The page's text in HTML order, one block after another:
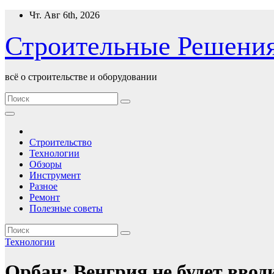
Перейти
содержимому
Чт. Авг 6th, 2026
Строительные
всё о строительстве и оборудовании
Строительство
Технологии
Обзоры
Инструмент
Разное
Ремонт
Полезные советы
Технологии